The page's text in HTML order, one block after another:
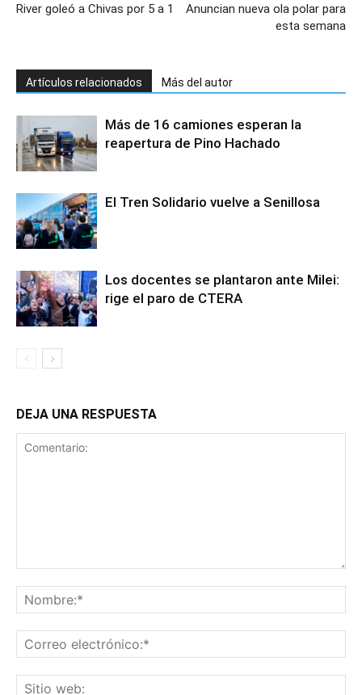
River goleó a Chivas por 5 a 1
Anuncian nueva ola polar para
esta semana
Artículos relacionados Más del autor
Más de 16 camiones esperan la
reapertura de Pino Hachado
El Tren Solidario vuelve a Senillosa
Los docentes se plantaron ante Milei:
rige el paro de CTERA
DEJA UNA RESPUESTA